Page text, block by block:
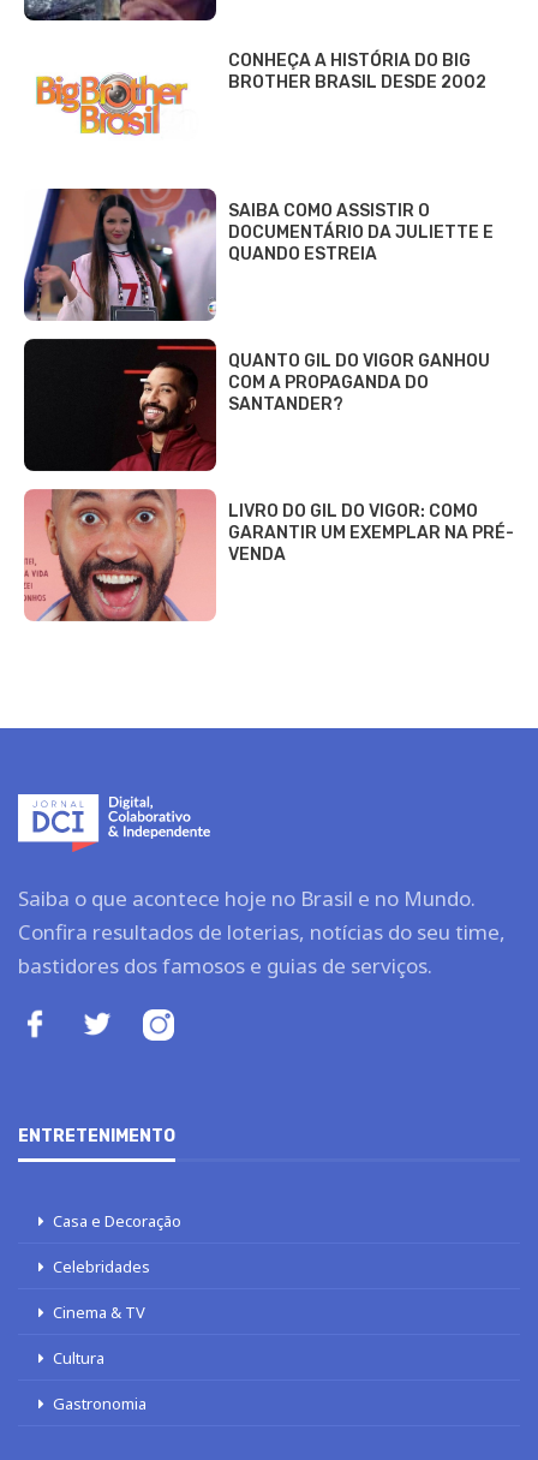
CONHEÇA A HISTÓRIA DO BIG
BROTHER BRASIL DESDE 2002
SAIBA COMO ASSISTIR O
DOCUMENTÁRIO DA JULIETTE E
QUANDO ESTREIA
QUANTO GIL DO VIGOR GANHOU
COM A PROPAGANDA DO
SANTANDER?
LIVRO DO GIL DO VIGOR: COMO
GARANTIR UM EXEMPLAR NA PRÉ-
VENDA
Saiba o que acontece hoje no Brasil e no Mundo.
Confira resultados de loterias, notícias do seu time,
bastidores dos famosos e guias de serviços.
ENTRETENIMENTO
Casa e Decoração
Celebridades
Cinema & TV
Cultura
Gastronomia